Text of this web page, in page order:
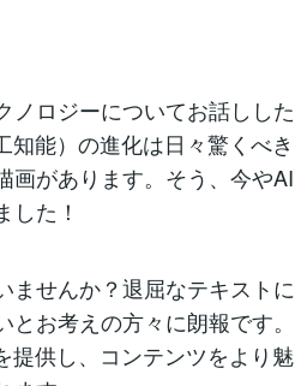
ノロジーについてお話しした
能）の進化は日々驚くべき
画があります。そう、今やAI
た！
ませんか？退屈なテキストに
お考えの方々に朗報です。
提供し、コンテンツをより魅